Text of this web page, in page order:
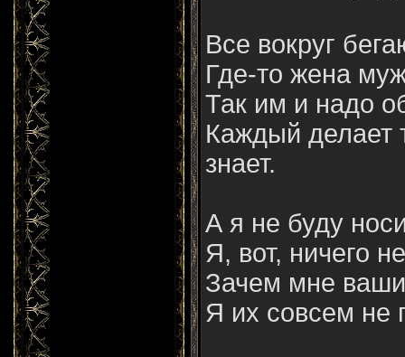
Все вокруг
Где-то жена
Так им и надо
Каждый делает
знает.
А я не буду
Я, вот, ничего
Зачем мне
Я их совсем не